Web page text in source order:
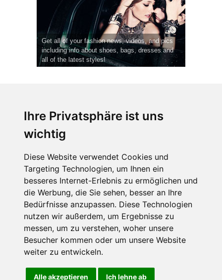
Ihre Privatsphäre ist uns
wichtig
Diese Website verwendet Cookies und
Targeting Technologien, um Ihnen ein
besseres Internet-Erlebnis zu ermöglichen und
die Werbung, die Sie sehen, besser an Ihre
Bedürfnisse anzupassen. Diese Technologien
nutzen wir außerdem, um Ergebnisse zu
messen, um zu verstehen, woher unsere
Besucher kommen oder um unsere Website
weiter zu entwickeln.
Alle akzeptieren Ich lehne ab
Get all of your fashion news, videos, and pics
including info about shoes, bags, dresses and
all of the latest styles!
CPost.org© 2013-2023 The Celebrity Post.
Terms of Use Privacy | Cookies Policy( Einstellungen ändern
About Us
Advertising
Contact Us
YouTube